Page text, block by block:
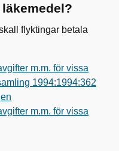
flyktingar betala
m.m. för vissa
1994:1994:362
m.m. för vissa